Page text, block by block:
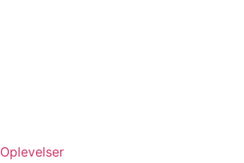
Oplevelser